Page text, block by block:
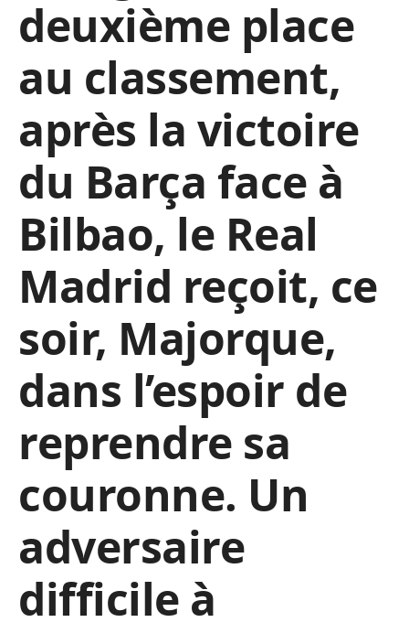
deuxième place
au classement,
après la victoire
du Barça face à
Bilbao, le Real
Madrid reçoit, ce
soir, Majorque,
dans l’espoir de
reprendre sa
couronne. Un
adversaire
difficile à